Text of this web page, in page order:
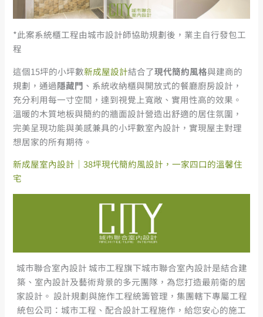
*此案系統櫃工程由城市設計師協助規劃後，業主自行發包工
程
這個15坪的小坪數新成屋設計結合了現代簡約風格與建商的
規劃，通過隱藏門 、系統收納櫃與開放式的餐廳廚房設計，
充分利用每一寸空間，達到視覺上寬敞、實用性高的效果。
溫暖的木質地板與簡約的牆面設計營造出舒適的居住氛圍，
完美呈現功能與美感兼具的小坪數室內設計，實現屋主對理
想居家的所有期待。
新成屋室內設計｜38坪現代簡約風設計，一家四口的溫馨住
宅
城市聯合室內設計 城市工程旗下城市聯合室內設計是結合建
築、室內設計及藝術背景的多元團隊，為您打造最前衛的居
家設計。 設計規劃與施作工程統籌管理，集團轄下專屬工程
統包公司：城市工程、配合設計工程施作，給您安心的施工